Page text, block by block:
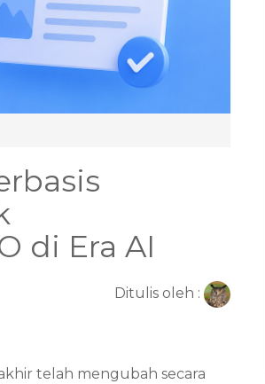
di Era AI
Ditulis oleh :
telah mengubah secara